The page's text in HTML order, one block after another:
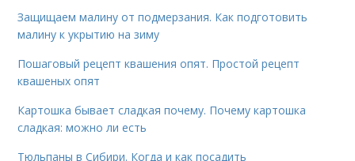
Защищаем малину от подмерзания. Как подготовить
малину к укрытию на зиму
Пошаговый рецепт квашения опят. Простой рецепт
квашеных опят
Картошка бывает сладкая почему. Почему картошка
сладкая: можно ли есть
Тюльпаны в Сибири. Когда и как посадить